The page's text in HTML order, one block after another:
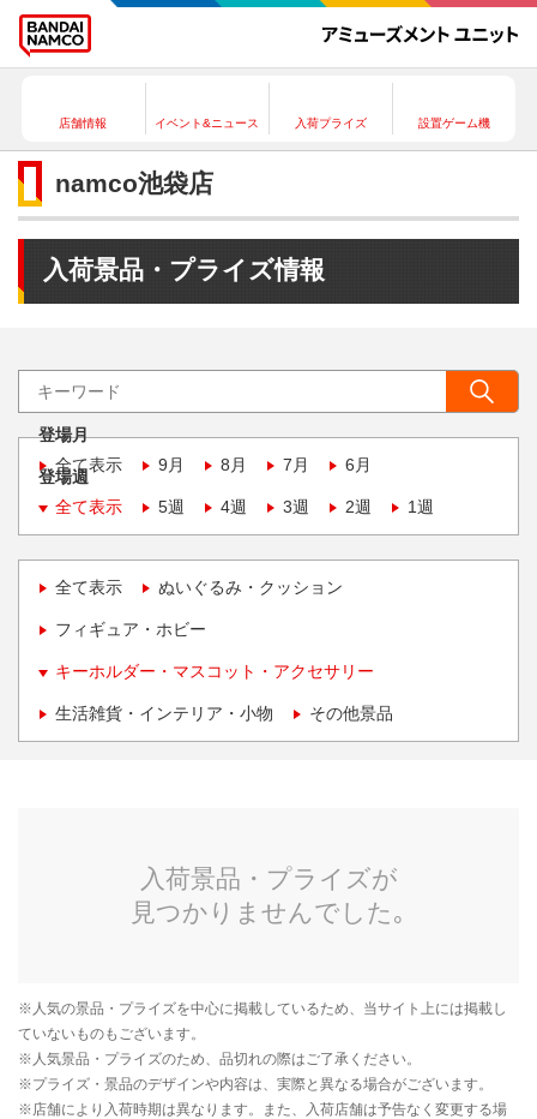
店舗情報 イベント&ニュース 入荷プライズ 設置ゲーム機
namco池袋店
入荷景品・プライズ情報
登場月
全て表示
9月 8月 7月 6月
登場週
全て表示
5週 4週 3週 2週 1週
全て表示 ぬいぐるみ・クッション
フィギュア・ホビー
キーホルダー・マスコット・アクセサリー
生活雑貨・インテリア・小物 その他景品